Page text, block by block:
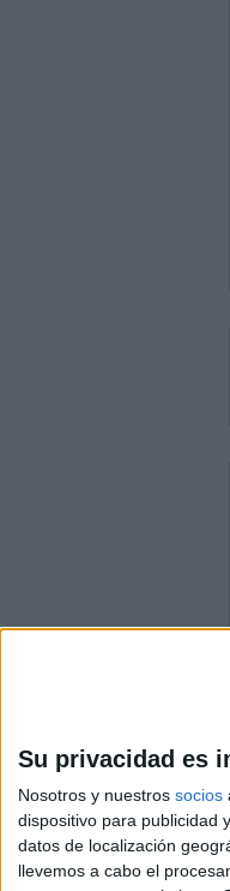
Su privacidad es
Nosotros y nuestros socios
dispositivo para publicidad
datos de localización
llevemos a cabo el